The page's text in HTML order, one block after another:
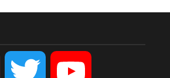
Instagram Twitter